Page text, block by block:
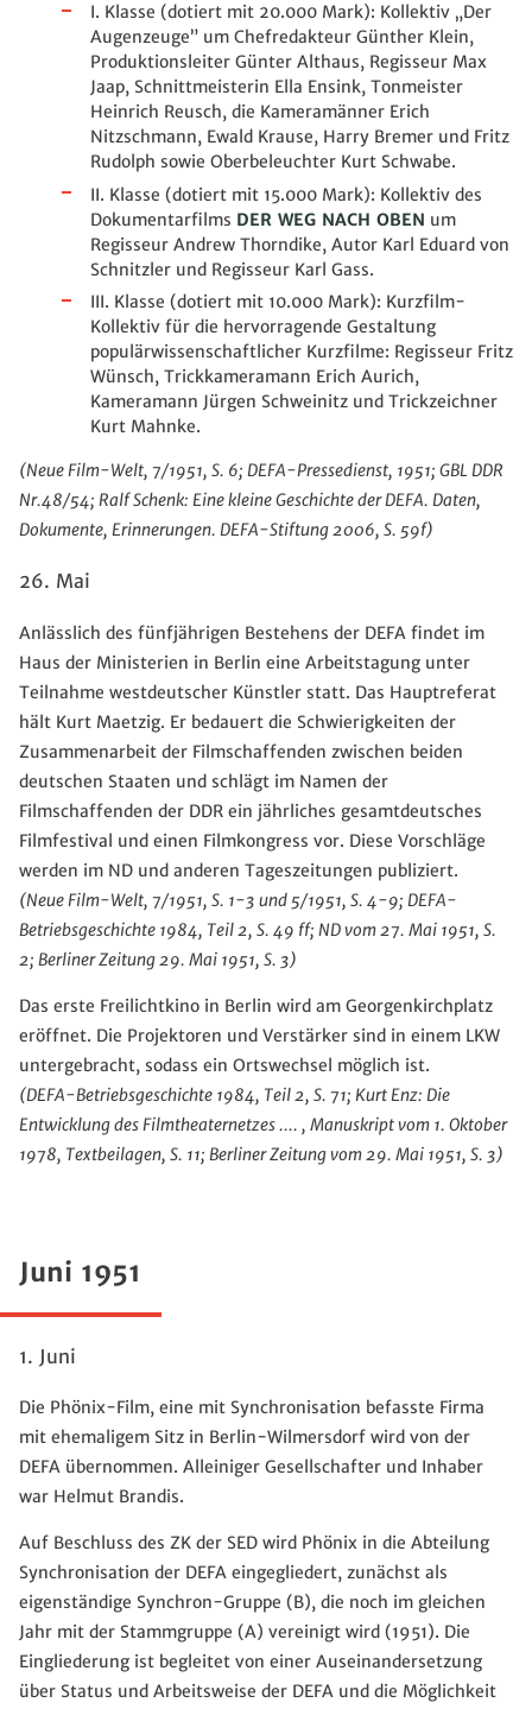
I. Klasse (dotiert mit 20.000 Mark): Kollektiv „Der
Augenzeuge” um Chefredakteur Günther Klein,
Produktionsleiter Günter Althaus, Regisseur Max
Jaap, Schnittmeisterin Ella Ensink, Tonmeister
Heinrich Reusch, die Kameramänner Erich
Nitzschmann, Ewald Krause, Harry Bremer und Fritz
Rudolph sowie Oberbeleuchter Kurt Schwabe.
II. Klasse (dotiert mit 15.000 Mark): Kollektiv des
Dokumentarfilms DER WEG NACH OBEN um
Regisseur Andrew Thorndike, Autor Karl Eduard von
Schnitzler und Regisseur Karl Gass.
III. Klasse (dotiert mit 10.000 Mark): Kurzfilm-
Kollektiv für die hervorragende Gestaltung
populärwissenschaftlicher Kurzfilme: Regisseur Fritz
Wünsch, Trickkameramann Erich Aurich,
Kameramann Jürgen Schweinitz und Trickzeichner
Kurt Mahnke.
(Neue Film-Welt, 7/1951, S. 6; DEFA-Pressedienst, 1951; GBL DDR
Nr.48/54; Ralf Schenk: Eine kleine Geschichte der DEFA. Daten,
Dokumente, Erinnerungen. DEFA-Stiftung 2006, S. 59f)
26. Mai
Anlässlich des fünfjährigen Bestehens der DEFA findet im
Haus der Ministerien in Berlin eine Arbeitstagung unter
Teilnahme westdeutscher Künstler statt. Das Hauptreferat
hält Kurt Maetzig. Er bedauert die Schwierigkeiten der
Zusammenarbeit der Filmschaffenden zwischen beiden
deutschen Staaten und schlägt im Namen der
Filmschaffenden der DDR ein jährliches gesamtdeutsches
Filmfestival und einen Filmkongress vor. Diese Vorschläge
werden im ND und anderen Tageszeitungen publiziert.
(Neue Film-Welt, 7/1951, S. 1-3 und 5/1951, S. 4-9; DEFA-
Betriebsgeschichte 1984, Teil 2, S. 49 ff; ND vom 27. Mai 1951, S.
2; Berliner Zeitung 29. Mai 1951, S. 3)
Das erste Freilichtkino in Berlin wird am Georgenkirchplatz
eröffnet. Die Projektoren und Verstärker sind in einem LKW
untergebracht, sodass ein Ortswechsel möglich ist.
(DEFA-Betriebsgeschichte 1984, Teil 2, S. 71; Kurt Enz: Die
Entwicklung des Filmtheaternetzes .... , Manuskript vom 1. Oktober
1978, Textbeilagen, S. 11; Berliner Zeitung vom 29. Mai 1951, S. 3)
Juni 1951
1. Juni
Die Phönix-Film, eine mit Synchronisation befasste Firma
mit ehemaligem Sitz in Berlin-Wilmersdorf wird von der
DEFA übernommen. Alleiniger Gesellschafter und Inhaber
war Helmut Brandis.
Auf Beschluss des ZK der SED wird Phönix in die Abteilung
Synchronisation der DEFA eingegliedert, zunächst als
eigenständige Synchron-Gruppe (B), die noch im gleichen
Jahr mit der Stammgruppe (A) vereinigt wird (1951). Die
Eingliederung ist begleitet von einer Auseinandersetzung
über Status und Arbeitsweise der DEFA und die Möglichkeit